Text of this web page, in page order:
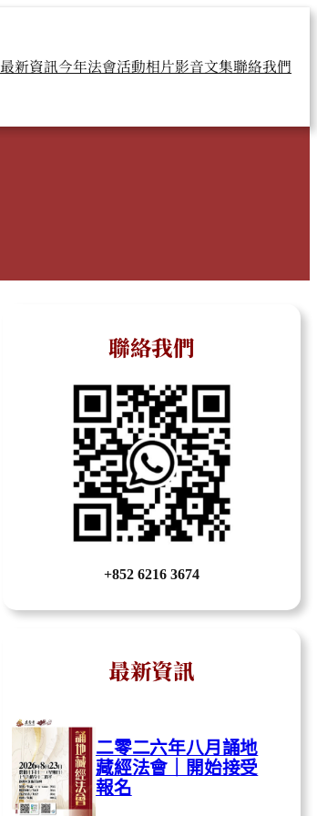
最新資訊今年法會活動相片影音文集聯絡我們
聯絡我們
+852 6216 3674
最新資訊
二零二六年八月誦地
藏經法會｜開始接受
報名